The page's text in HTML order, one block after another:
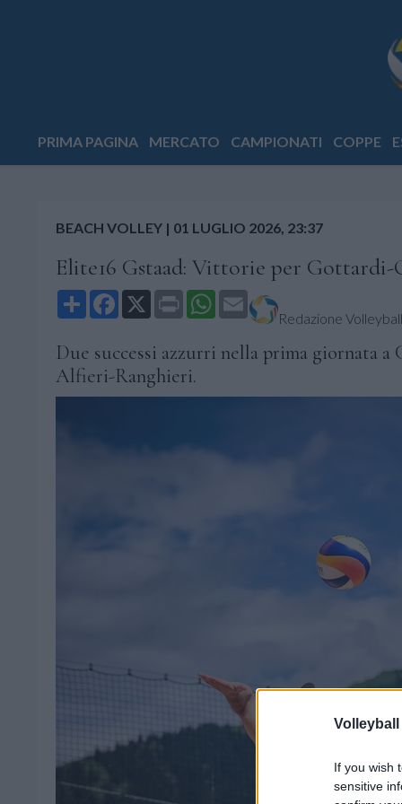
Volleyball
If you wish
sensitive
PRIMA PAGINA MERCATO CAMPIONATI COPPE
BEACH VOLLEY | 01 LUGLIO 2026, 23:37
Elite16 Gstaad: Vittorie per
Share Facebook
X Print WhatsApp
Email
Redazione
Due successi azzurri nella prima giornata
Alfieri-Ranghieri.